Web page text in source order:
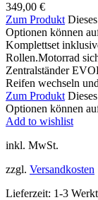
349,00 €
Zum Produkt
Optionen können
Komplettset
Rollen.Motorrad
Zentralständer
Reifen wechseln
Zum Produkt
Optionen können
Add to wishlist
inkl. MwSt.
zzgl. Versandkosten
Lieferzeit: 1-3